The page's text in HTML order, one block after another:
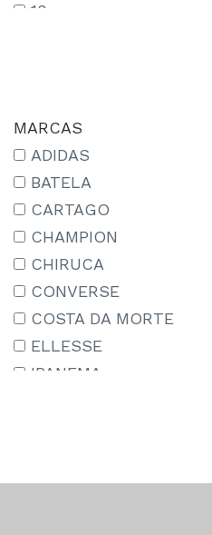
13
14-15 AÑOS
15-16 AÑOS
15/18
16
17
18
18M
19
19-20
19.5
MARCAS
ADIDAS
BATELA
CARTAGO
CHAMPION
CHIRUCA
CONVERSE
COSTA DA MORTE
ELLESSE
IPANEMA
MUNICH